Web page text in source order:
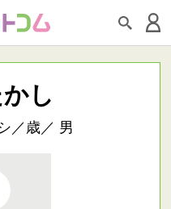
し
／歳／ 男